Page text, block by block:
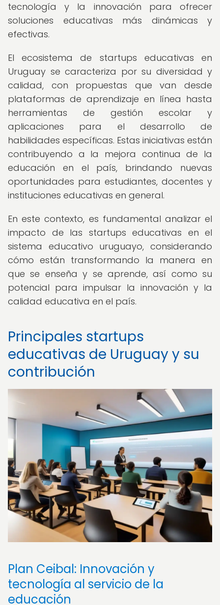
tecnología y la innovación para ofrecer
soluciones educativas más dinámicas y
efectivas.
El ecosistema de startups educativas en
Uruguay se caracteriza por su diversidad y
calidad, con propuestas que van desde
plataformas de aprendizaje en línea hasta
herramientas de gestión escolar y
aplicaciones para el desarrollo de
habilidades específicas. Estas iniciativas están
contribuyendo a la mejora continua de la
educación en el país, brindando nuevas
oportunidades para estudiantes, docentes y
instituciones educativas en general.
En este contexto, es fundamental analizar el
impacto de las startups educativas en el
sistema educativo uruguayo, considerando
cómo están transformando la manera en
que se enseña y se aprende, así como su
potencial para impulsar la innovación y la
calidad educativa en el país.
Principales startups
educativas de Uruguay y su
contribución
Plan Ceibal: Innovación y
tecnología al servicio de la
educación